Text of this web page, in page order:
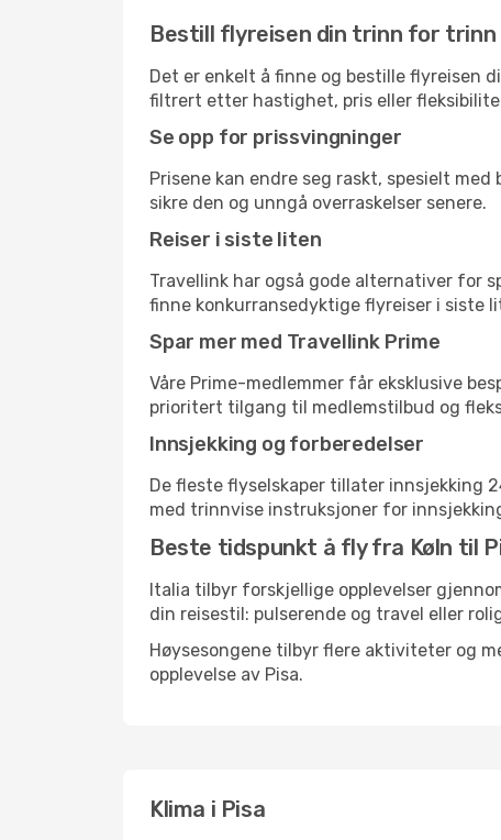
Bestill flyreisen din trinn for trinn
Det er enkelt å finne og bestille flyreisen
filtrert etter hastighet, pris eller
Se opp for prissvingninger
Prisene kan endre seg raskt, spesielt
sikre den og unngå overraskelser senere.
Reiser i siste liten
Travellink har også gode alternativer for
finne konkurransedyktige flyreiser i siste
Spar mer med Travellink Prime
Våre Prime-medlemmer får eksklusive
prioritert tilgang til medlemstilbud og
Innsjekking og forberedelser
De fleste flyselskaper tillater innsjekking
med trinnvise instruksjoner for
Beste tidspunkt å fly fra Køln til
Italia tilbyr forskjellige opplevelser
din reisestil: pulserende og travel eller
Høysesongene tilbyr flere aktiviteter og
opplevelse av Pisa.
Klima i Pisa